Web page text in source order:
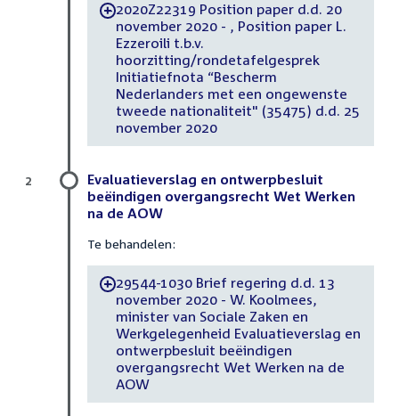
-2020Z22319 Position paper d.d. 20
november 2020 - , Position paper L.
Ezzeroili t.b.v.
hoorzitting/rondetafelgesprek
Initiatiefnota “Bescherm
Nederlanders met een ongewenste
tweede nationaliteit" (35475) d.d. 25
november 2020
Evaluatieverslag en ontwerpbesluit
beëindigen overgangsrecht Wet Werken
na de AOW
Te behandelen:
-29544-1030 Brief regering d.d. 13
november 2020 - W. Koolmees,
minister van Sociale Zaken en
Werkgelegenheid Evaluatieverslag en
ontwerpbesluit beëindigen
overgangsrecht Wet Werken na de
AOW
2